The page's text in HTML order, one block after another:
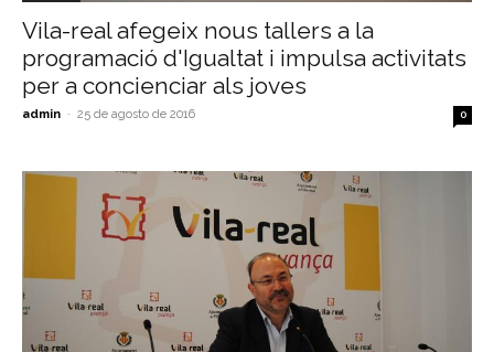
Vila-real afegeix nous tallers a la
programació d'Igualtat i impulsa activitats
per a concienciar als joves
admin - 25 de agosto de 2016 0